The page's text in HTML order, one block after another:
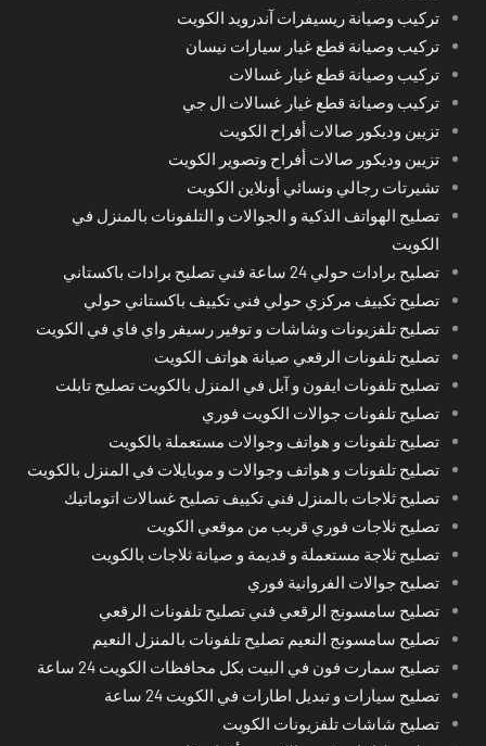
تركيب وصيانة ريسيفرات آندرويد الكويت
تركيب وصيانة قطع غيار سيارات نيسان
تركيب وصيانة قطع غيار غسالات
تركيب وصيانة قطع غيار غسالات ال جي
تزيين وديكور صالات أفراح الكويت
تزيين وديكور صالات أفراح وتصوير الكويت
تشيرتات رجالي ونسائي أونلاين الكويت
تصليح الهواتف الذكية و الجوالات و التلفونات بالمنزل في
الكويت
تصليح برادات حولي 24 ساعة فني تصليح برادات باكستاني
تصليح تكييف مركزي حولي فني تكييف باكستاني حولي
تصليح تلفزيونات وشاشات و توفير رسيفر واي فاي في الكويت
تصليح تلفونات الرقعي صيانة هواتف الكويت
تصليح تلفونات ايفون و آبل في المنزل بالكويت تصليح تابلت
تصليح تلفونات جوالات الكويت فوري
تصليح تلفونات و هواتف وجوالات مستعملة بالكويت
تصليح تلفونات و هواتف وجوالات و موبايلات في المنزل بالكويت
تصليح ثلاجات بالمنزل فني تكييف تصليح غسالات اتوماتيك
تصليح ثلاجات فوري قريب من موقعي الكويت
تصليح ثلاجة مستعملة و قديمة و صيانة ثلاجات بالكويت
تصليح جوالات الفروانية فوري
تصليح سامسونج الرقعي فني تصليح تلفونات الرقعي
تصليح سامسونج النعيم تصليح تلفونات بالمنزل النعيم
تصليح سمارت فون في البيت بكل محافظات الكويت 24 ساعة
تصليح سيارات و تبديل اطارات في الكويت 24 ساعة
تصليح شاشات تلفزيونات الكويت